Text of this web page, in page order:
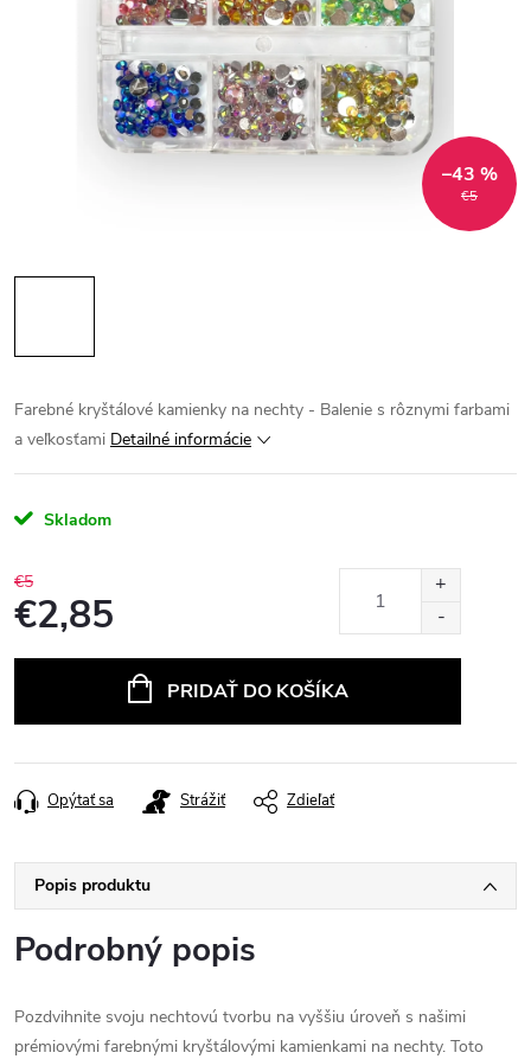
€5
–43 %
Farebné kryštálové kamienky na nechty - Balenie s rôznymi farbami
a veľkosťami Detailné informácie
Skladom
€5
€2,85
PRIDAŤ DO KOŠÍKA
Opýtať sa Strážiť Zdieľať
Popis produktu
Podrobný popis
Pozdvihnite svoju nechtovú tvorbu na vyššiu úroveň s našimi
prémiovými farebnými kryštálovými kamienkami na nechty. Toto